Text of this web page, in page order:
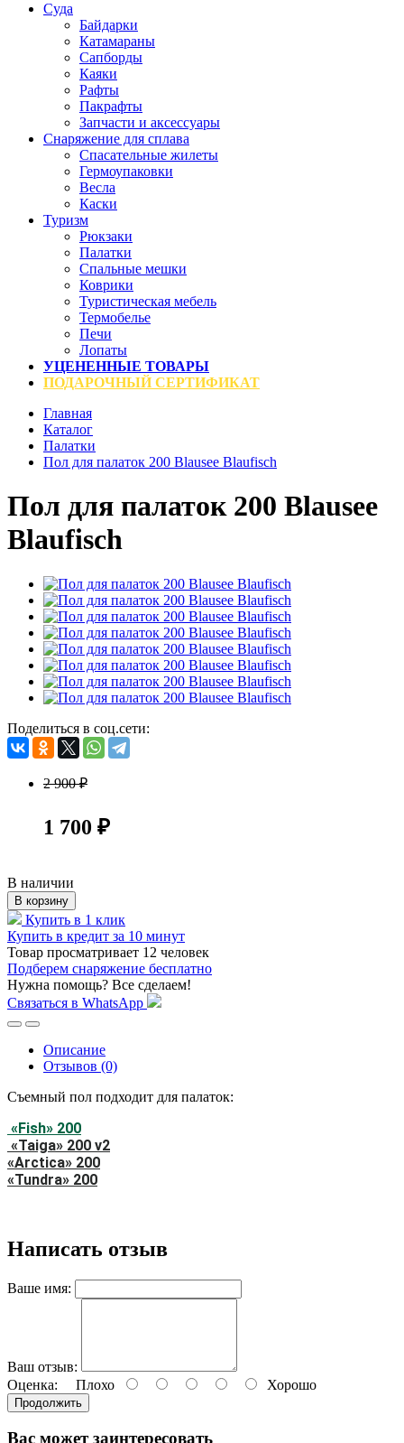
Суда
Байдарки
Катамараны
Сапборды
Каяки
Рафты
Пакрафты
Запчасти и аксессуары
Снаряжение для сплава
Спасательные жилеты
Гермоупаковки
Весла
Каски
Туризм
Рюкзаки
Палатки
Спальные мешки
Коврики
Туристическая мебель
Термобелье
Печи
Лопаты
УЦЕНЕННЫЕ ТОВАРЫ
ПОДАРОЧНЫЙ СЕРТИФИКАТ
Главная
Каталог
Палатки
Пол для палаток 200 Blausee Blaufisch
Пол для палаток 200 Blausee
Blaufisch
Поделиться в соц.сети:
2 900 ₽
1 700 ₽
В наличии
В корзину
Купить в 1 клик
Купить в кредит за 10 минут
Товар просматривает 12 человек
Подберем снаряжение бесплатно
Нужна помощь? Все сделаем!
Связаться в WhatsApp
Описание
Отзывов (0)
Съемный пол подходит для палаток:
«Fish» 200
«Taiga» 200 v2
«Arctica» 200
«Tundra» 200
Написать отзыв
Ваше имя:
Ваш отзыв:
Оценка: Плохо Хорошо
Продолжить
Вас может заинтересовать